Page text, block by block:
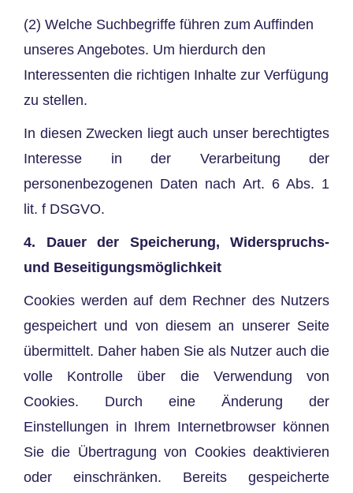
(2) Welche Suchbegriffe führen zum Auffinden
unseres Angebotes. Um hierdurch den
Interessenten die richtigen Inhalte zur Verfügung
zu stellen.
In diesen Zwecken liegt auch unser berechtigtes
Interesse in der Verarbeitung der
personenbezogenen Daten nach Art. 6 Abs. 1
lit. f DSGVO.
4. Dauer der Speicherung, Widerspruchs-
und Beseitigungsmöglichkeit
Cookies werden auf dem Rechner des Nutzers
gespeichert und von diesem an unserer Seite
übermittelt. Daher haben Sie als Nutzer auch die
volle Kontrolle über die Verwendung von
Cookies. Durch eine Änderung der
Einstellungen in Ihrem Internetbrowser können
Sie die Übertragung von Cookies deaktivieren
oder einschränken. Bereits gespeicherte